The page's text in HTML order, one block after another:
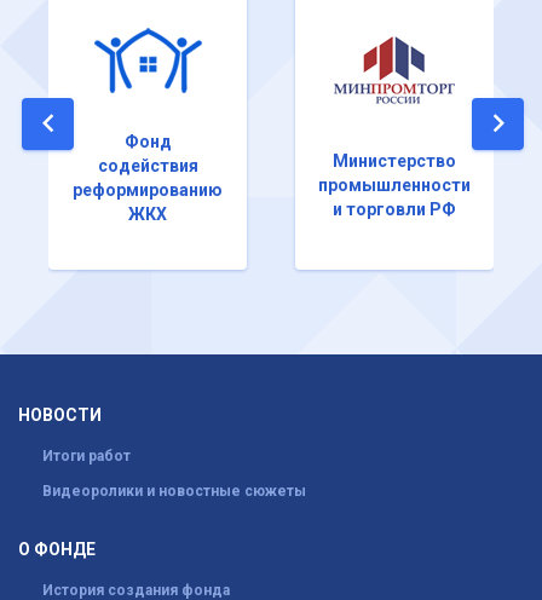
Фонд
содействия
реформированию
ЖКХ
Министерство
промышленности
и торговли РФ
НОВОСТИ
Итоги работ
Видеоролики и новостные сюжеты
О ФОНДЕ
История создания фонда